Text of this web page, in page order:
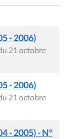
- 2006)
21 octobre
- 2006)
21 octobre
- 2005) - N°